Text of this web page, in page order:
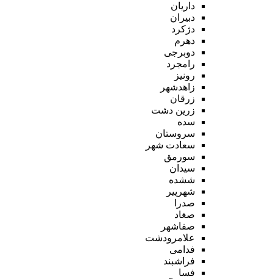
داریان
دبیران
دژکرد
دهرم
دوبرجی
رامجرد
رونیز
زاهدشهر
زرقان
زرین دشت
سده
سروستان
سعادت شهر
سورمق
سیدان
ششده
شهرپیر
صدرا
صغاد
صفاشهر
علامرودشت
فدامی
فراشبند
فسا